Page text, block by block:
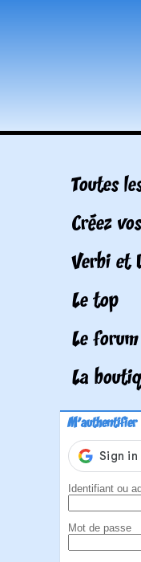
Toutes
Créez
Verbi et
Le top
Le forum
La
M'authentifier
Identifiant ou
Mot de passe